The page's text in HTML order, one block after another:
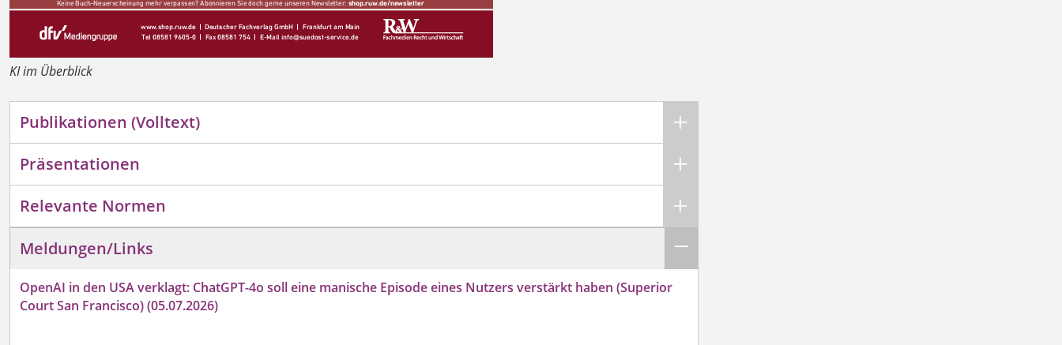
KI im Überblick
Publikationen (Volltext)
Präsentationen
Relevante Normen
Meldungen/Links
OpenAI in den USA verklagt: ChatGPT-4o soll eine manische Episode eines Nutzers verstärkt haben (Superior
Court San Francisco) (05.07.2026)